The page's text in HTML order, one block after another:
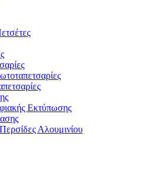
Εκτύπωσης
Αλουμινίου